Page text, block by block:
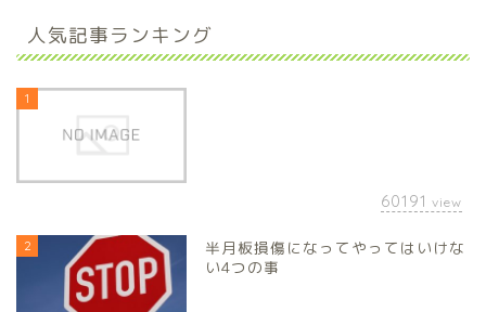
人気記事ランキング
1
60191 view
2
半月板損傷になってやってはいけな
い4つの事